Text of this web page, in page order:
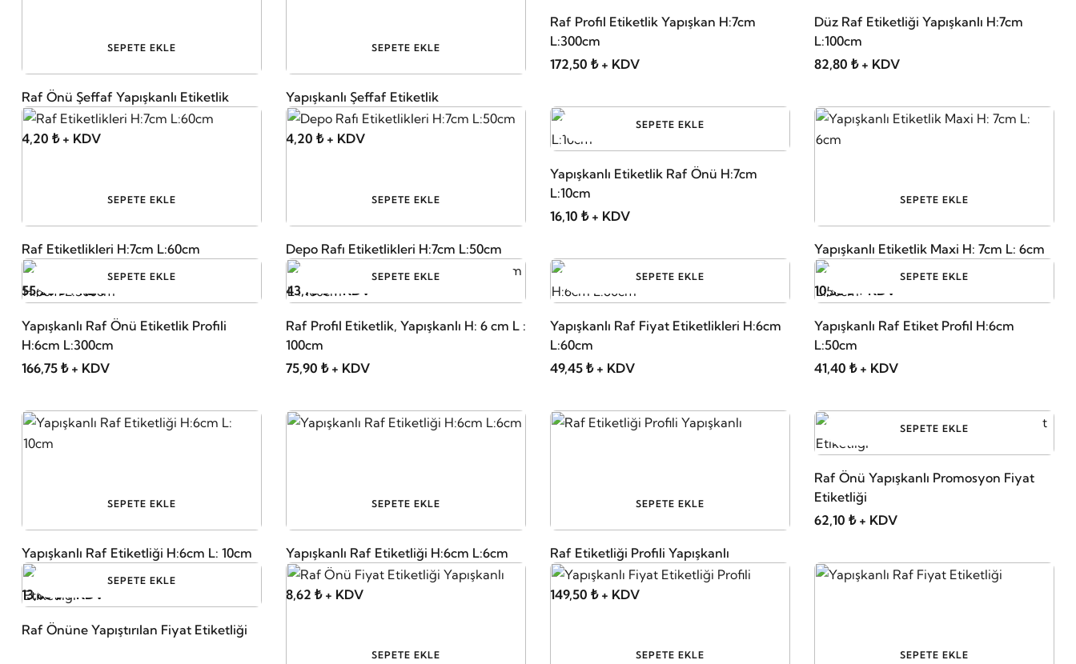
SEPETE EKLE
Raf Önü Şeffaf Yapışkanlı Etiketlik
4,20 ₺ + KDV
SEPETE EKLE
Yapışkanlı Şeffaf Etiketlik
4,20 ₺ + KDV
Raf Profil Etiketlik Yapışkan H:7cm
L:300cm
172,50 ₺ + KDV
Düz Raf Etiketliği Yapışkanlı H:7cm
L:100cm
82,80 ₺ + KDV
SEPETE EKLE
Raf Etiketlikleri H:7cm L:60cm
55,20 ₺ + KDV
SEPETE EKLE
Depo Rafı Etiketlikleri H:7cm L:50cm
43,70 ₺ + KDV
SEPETE EKLE
Yapışkanlı Etiketlik Raf Önü H:7cm
L:10cm
16,10 ₺ + KDV
SEPETE EKLE
Yapışkanlı Etiketlik Maxi H: 7cm L: 6cm
10,35 ₺ + KDV
SEPETE EKLE
Yapışkanlı Raf Önü Etiketlik Profili
H:6cm L:300cm
166,75 ₺ + KDV
SEPETE EKLE
Raf Profil Etiketlik, Yapışkanlı H: 6 cm L :
100cm
75,90 ₺ + KDV
SEPETE EKLE
Yapışkanlı Raf Fiyat Etiketlikleri H:6cm
L:60cm
49,45 ₺ + KDV
SEPETE EKLE
Yapışkanlı Raf Etiket Profil H:6cm
L:50cm
41,40 ₺ + KDV
SEPETE EKLE
Yapışkanlı Raf Etiketliği H:6cm L: 10cm
13,80 ₺ + KDV
SEPETE EKLE
Yapışkanlı Raf Etiketliği H:6cm L:6cm
8,62 ₺ + KDV
SEPETE EKLE
Raf Etiketliği Profili Yapışkanlı
149,50 ₺ + KDV
SEPETE EKLE
Raf Önü Yapışkanlı Promosyon Fiyat
Etiketliği
62,10 ₺ + KDV
SEPETE EKLE
Raf Önüne Yapıştırılan Fiyat Etiketliği
SEPETE EKLE SEPETE EKLE SEPETE EKLE